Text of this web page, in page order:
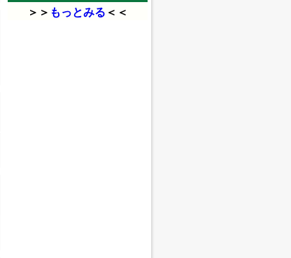
＞＞ もっとみる ＜＜